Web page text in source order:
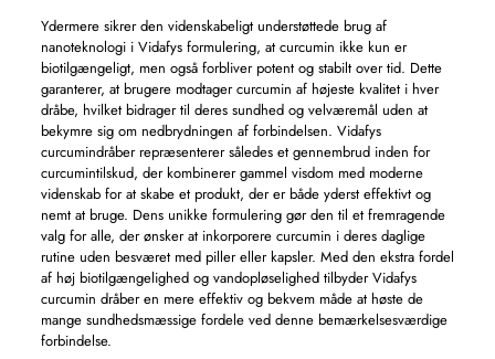
Ydermere sikrer den videnskabeligt understøttede brug af
nanoteknologi i Vidafys formulering, at curcumin ikke kun er
biotilgængeligt, men også forbliver potent og stabilt over tid. Dette
garanterer, at brugere modtager curcumin af højeste kvalitet i hver
dråbe, hvilket bidrager til deres sundhed og velværemål uden at
bekymre sig om nedbrydningen af ​​forbindelsen. Vidafys
curcumindråber repræsenterer således et gennembrud inden for
curcumintilskud, der kombinerer gammel visdom med moderne
videnskab for at skabe et produkt, der er både yderst effektivt og
nemt at bruge. Dens unikke formulering gør den til et fremragende
valg for alle, der ønsker at inkorporere curcumin i deres daglige
rutine uden besværet med piller eller kapsler. Med den ekstra fordel
af høj biotilgængelighed og vandopløselighed tilbyder Vidafys
curcumin dråber en mere effektiv og bekvem måde at høste de
mange sundhedsmæssige fordele ved denne bemærkelsesværdige
forbindelse.